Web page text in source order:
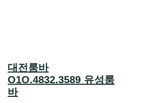
대전룸바
O1O.4832.3589 유성룸
바